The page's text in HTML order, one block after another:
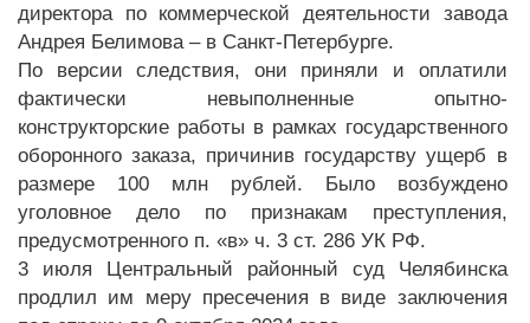
директора по коммерческой деятельности завода
Андрея Белимова – в Санкт-Петербурге.
По версии следствия, они приняли и оплатили
фактически невыполненные опытно-
конструкторские работы в рамках государственного
оборонного заказа, причинив государству ущерб в
размере 100 млн рублей. Было возбуждено
уголовное дело по признакам преступления,
предусмотренного п. «в» ч. 3 ст. 286 УК РФ.
3 июля Центральный районный суд Челябинска
продлил им меру пресечения в виде заключения